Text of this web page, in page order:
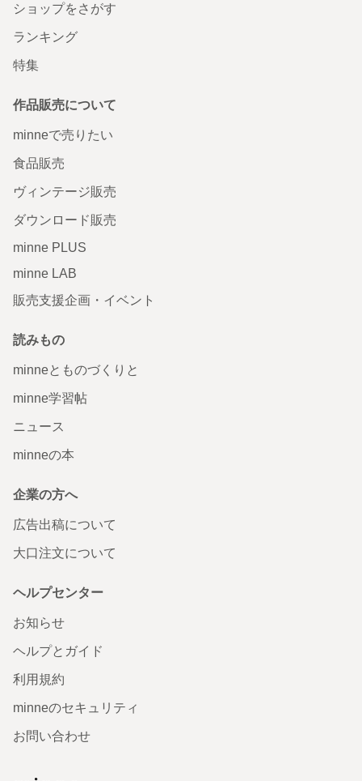
ショップをさがす
ランキング
特集
作品販売について
minneで売りたい
食品販売
ヴィンテージ販売
ダウンロード販売
minne PLUS
minne LAB
販売支援企画・イベント
読みもの
minneとものづくりと
minne学習帖
ニュース
minneの本
企業の方へ
広告出稿について
大口注文について
ヘルプセンター
お知らせ
ヘルプとガイド
利用規約
minneのセキュリティ
お問い合わせ